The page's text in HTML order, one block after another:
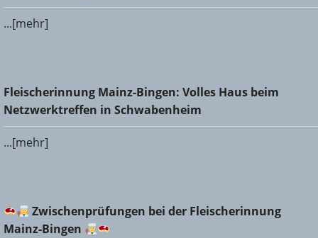
...[mehr]
Fleischerinnung Mainz-Bingen: Volles Haus beim
Netzwerktreffen in Schwabenheim
Fleischerinnung Mainz-Bingen: Volles Haus beim
Netzwerktreffen in Schwabenheim
...[mehr]
Zwischenprüfungen bei der Fleischerinnung Mainz-
Bingen
Zwischenprüfungen bei der Fleischerinnung
Mainz-Bingen